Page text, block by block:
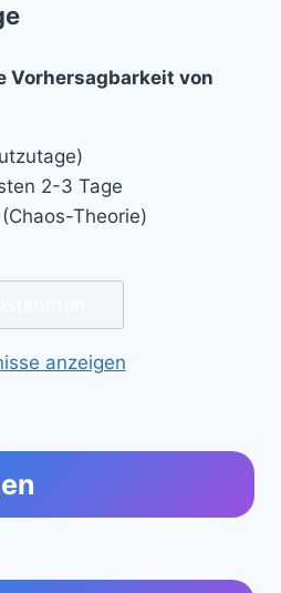
Vorhersagbarkeit von
2-3 Tage
Theorie)
anzeigen